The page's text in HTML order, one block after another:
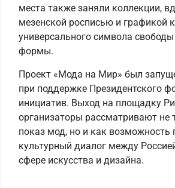
места также заняли коллекции,
мезенской росписью и графикой
универсального символа
формы.
Проект «Мода на Мир» был
при поддержке Президентского
инициатив. Выход на площадку
организаторы рассматривают не
показ мод, но и как возможность
культурный диалог между
сфере искусства и дизайна.